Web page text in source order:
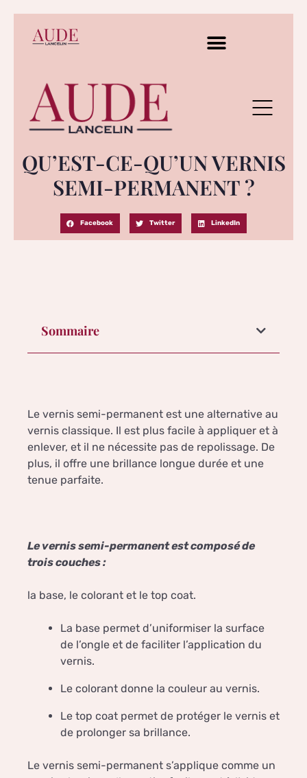
QU’EST-CE-QU’UN VERNIS
SEMI-PERMANENT ?
Facebook Twitter LinkedIn
Sommaire
Le vernis semi-permanent est une alternative au
vernis classique. Il est plus facile à appliquer et à
enlever, et il ne nécessite pas de repolissage. De
plus, il offre une brillance longue durée et une
tenue parfaite.
Le vernis semi-permanent est composé de
trois couches :
la base, le colorant et le top coat.
La base permet d’uniformiser la surface
de l’ongle et de faciliter l’application du
vernis.
Le colorant donne la couleur au vernis.
Le top coat permet de protéger le vernis et
de prolonger sa brillance.
Le vernis semi-permanent s’applique comme un